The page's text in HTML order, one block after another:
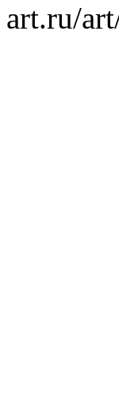
art.ru/